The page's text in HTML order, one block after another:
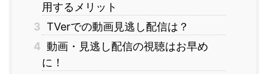
用するメリット
3 TVerでの動画見逃し配信は？
4 動画・見逃し配信の視聴はお早め
に！